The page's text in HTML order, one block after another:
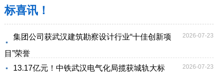
标喜讯！
2026-07-23
集团公司获武汉建筑勘察设计行业“十佳创新项
目”荣誉
2026-07-23
13.17亿元！中铁武汉电气化局揽获城轨大标